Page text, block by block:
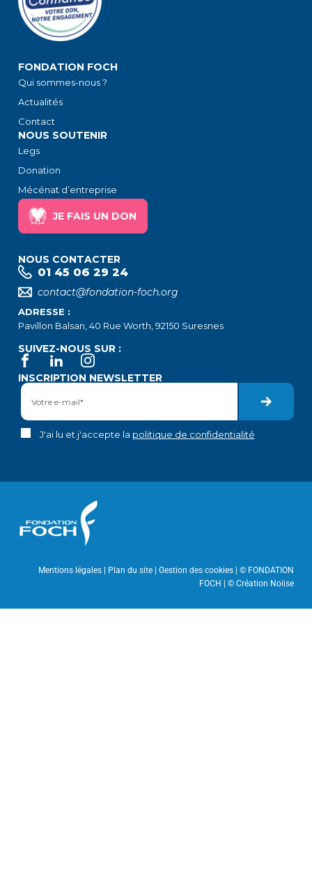
FONDATION FOCH
Qui sommes-nous ?
Actualités
Contact
NOUS SOUTENIR
Legs
Donation
Mécénat d’entreprise
JE FAIS UN DON
NOUS CONTACTER
01 45 06 29 24
contact@fondation-foch.org
ADRESSE :
Pavillon Balsan, 40 Rue Worth, 92150 Suresnes
SUIVEZ-NOUS SUR :
INSCRIPTION NEWSLETTER
J'ai lu et j'accepte la politique de confidentialité
Mentions légales Plan du site | Gestion des cookies | © FONDATION
FOCH | © Création Noiise